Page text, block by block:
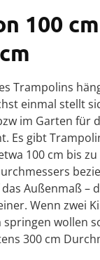
100
Trampolins
einmal stellt
im Garten für
Es gibt
100 cm bis
Außenmaß –
Wenn zwei
wollen
300 cm